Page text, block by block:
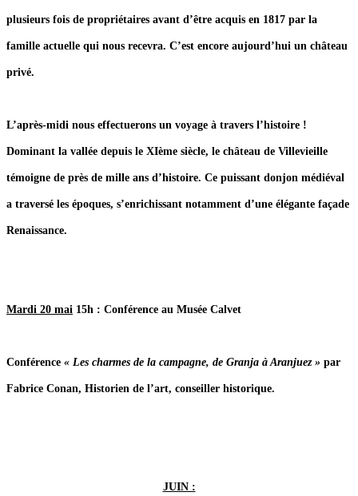
plusieurs fois de propriétaires avant d’être acquis en 1817 par la
famille actuelle qui nous recevra. C’est encore aujourd’hui un château
privé.
L’après-midi nous effectuerons un voyage à travers l’histoire !
Dominant la vallée depuis le XIème siècle, le château de Villevieille
témoigne de près de mille ans d’histoire. Ce puissant donjon médiéval
a traversé les époques, s’enrichissant notamment d’une élégante façade
Renaissance.
Mardi 20 mai 15h : Conférence au Musée Calvet
Conférence « Les charmes de la campagne, de Granja à Aranjuez » par
Fabrice Conan, Historien de l’art, conseiller historique.
JUIN :